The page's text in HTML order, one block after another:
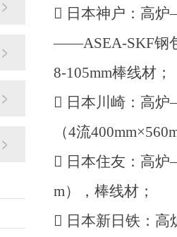
 日本神户：高
——ASEA-SKF钢
8-105mm棒线材；
 日本川崎：
（4流
 日本住友：高
m），棒线材；
 日本新日铁